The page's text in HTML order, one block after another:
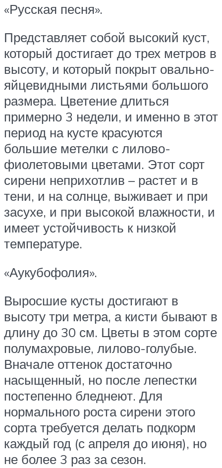
«Русская песня».
Представляет собой высокий куст,
который достигает до трех метров в
высоту, и который покрыт овально-
яйцевидными листьями большого
размера. Цветение длиться
примерно 3 недели, и именно в этот
период на кусте красуются
большие метелки с лилово-
фиолетовыми цветами. Этот сорт
сирени неприхотлив – растет и в
тени, и на солнце, выживает и при
засухе, и при высокой влажности, и
имеет устойчивость к низкой
температуре.
«Аукубофолия».
Выросшие кусты достигают в
высоту три метра, а кисти бывают в
длину до 30 см. Цветы в этом сорте
полумахровые, лилово-голубые.
Вначале оттенок достаточно
насыщенный, но после лепестки
постепенно бледнеют. Для
нормального роста сирени этого
сорта требуется делать подкорм
каждый год (с апреля до июня), но
не более 3 раз за сезон.